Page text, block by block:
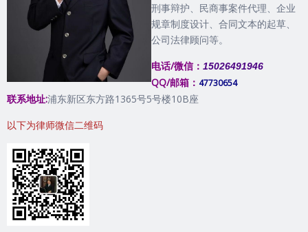
刑事辩护、民商事案件代理、企业
规章制度设计、合同文本的起草、
公司法律顾问等。
电话/微信： 15026491946
QQ/邮箱： 47730654
联系地址:浦东新区东方路1365号5号楼10B座
以下为律师微信二维码